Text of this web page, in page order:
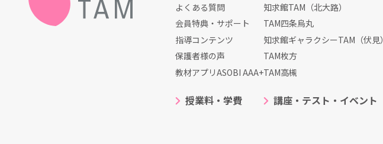
よくある質問
会員特典・サポート
指導コンテンツ
保護者様の声
教材アプリASOBI AAA+
授業料・学費
知求館TAM（北大路）
TAM四条烏丸
知求館ギャラクシーTAM（伏見）
TAM枚方
TAM高槻
講座・テスト・イベント